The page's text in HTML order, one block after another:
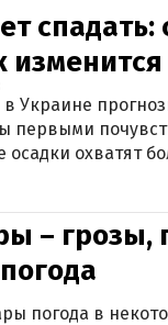
спадать:
Украине
первыми
охватят
– грозы,
погода в